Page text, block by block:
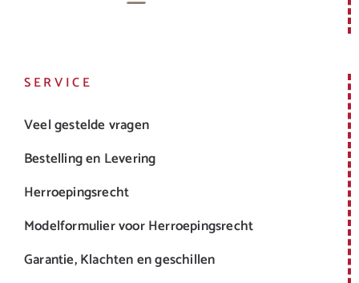
SERVICE
Veel gestelde vragen
Bestelling en Levering
Herroepingsrecht
Modelformulier voor Herroepingsrecht
Garantie, Klachten en geschillen